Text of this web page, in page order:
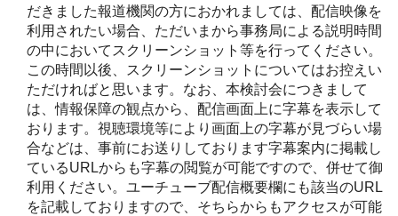
だきました報道機関の方におかれましては、配信映像を
利用されたい場合、ただいまから事務局による説明時間
の中においてスクリーンショット等を行ってください。
この時間以後、スクリーンショットについてはお控えい
ただければと思います。なお、本検討会につきまして
は、情報保障の観点から、配信画面上に字幕を表示して
おります。視聴環境等により画面上の字幕が見づらい場
合などは、事前にお送りしております字幕案内に掲載し
ているURLからも字幕の閲覧が可能ですので、併せて御
利用ください。ユーチューブ配信概要欄にも該当のURL
を記載しておりますので、そちらからもアクセスが可能